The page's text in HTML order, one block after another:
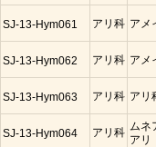
SJ-13-Hym061 アリ科 アメ
SJ-13-Hym062 アリ科 アメ
SJ-13-Hym063 アリ科 アリ
SJ-13-Hym064 アリ科 ムネ
アリ